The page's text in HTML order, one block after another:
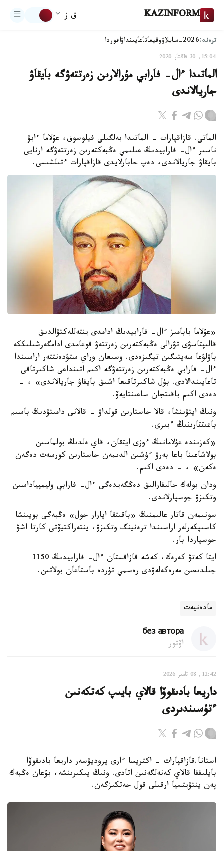
KAZINFORM ق ز
ترەند:2026-سايلاۋ وقيعاتاعايىنداۋاقوردا
15:04, 30 قاڭتار 2020
الماتىدا ءال- فارابي مۇرالارىن زەرتتەۋگە بايقاۋ
جاريالاندى
الماتى. قازاقپارات - الماتىدا بەلگىلى فيلوسوف، عۇلاما ءابۋ
ناسىر ءال- فارابيدىڭ عىلىمي ەڭبەكتەرىن زەرتتەۋگە ارنايى
بايقاۋ جاريالاندى، دەپ حابارلايدى قازاقپارات ءتىلشىسى.
«عۇلاما بابامىز ءال- فارابيدىڭ ادامدى ينتەللەكتۋالدىق
قالىپتاسۋى تۋرالى ەڭبەكتەرىن زەرتتەۋ قوعامدى ادامگەرشىلىككە
باۋلۋعا سەپتىگىن تيگىزەدى. وسىعان وراي ستۋدەنتتەر اراسىندا
ءال- فارابي ەڭبەكتەرىن زەرتتەۋگە اكىم اتىنداعى شاكىرتاقى
تاعايىندالادى. بۇل شاكىرتاقىعا اشىق بايقاۋ جاريالاندى» ، -
دەدى اكىم باقىتجان ساعىنتايەۆ.
ونىڭ ايتۋىنشا، قالا جاستارىن قولداۋ - قالانى دامىتۋدىڭ باسىم
باعىتتارىنىڭ ءبىرى.
«كەزىندە عۇلامانىڭ ءوزى ايتقان، قاي ەلدىڭ بولماسىن
بولاشاعىنا باعا بەرۋ ءۇشىن الدىمەن جاستارىن كورسەت دەگەن
ەكەن» ، - دەدى اكىم.
ودان بولەك حالىقارالىق دەڭگەيدەگى ءال- فارابي وليمپياداسىن
وتكىزۋ جوسپارلاندى.
سونىمەن قاتار عالىمنىڭ «باقىتقا اپارار جول» ەڭبەگى بويىنشا
كاسىپكەرلەر اراسىندا ترەنينگ وتكىزۋ، ينتەراكتيۆتى كارتا اشۋ
جوسپاردا بار.
ايتا كەتۋ كەرەك، كەشە قازاقستان ءال- فارابيدىڭ 1150
جىلدىعىن مەرەكەلەۋدى رەسمي تۇردە باستاعان بولاتىن.
مادەنيەت
без автора
اۆتور
12:42, 08 تامىز 2026
داريعا بادىقوۆا قالاي بايىپ كەتكەنىن
ءتۇسىندىردى
استانا.قازاقپارات - اكتريسا ءارى پروديۋسەر داريعا بادىقوۆا
بايلىققا قالاي كەنەلگەنىن اتادى. ونىڭ پىكىرىنشە، بۇعان ەڭبەك
پەن ينتۋيتسيا ارقىلى قول جەتكىزگەن.